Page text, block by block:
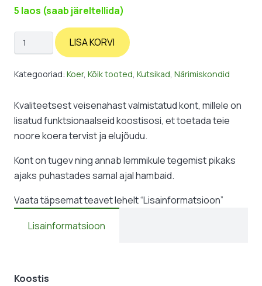
5 laos (saab järeltellida)
Närimiskont:
kutsikad
kogus
LISA KORVI
Kategooriad: Koer, Kõik tooted, Kutsikad, Närimiskondid
Kvaliteetsest veisenahast valmistatud kont, millele on
lisatud funktsionaalseid koostisosi, et toetada teie
noore koera tervist ja elujõudu.
Kont on tugev ning annab lemmikule tegemist pikaks
ajaks puhastades samal ajal hambaid.
Vaata täpsemat teavet lehelt “Lisainformatsioon”
Lisainformatsioon
Koostis